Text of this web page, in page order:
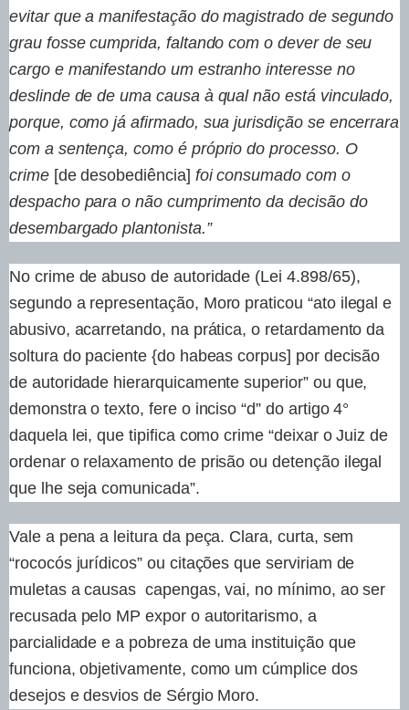
evitar que a manifestação do magistrado de segundo
grau fosse cumprida, faltando com o dever de seu
cargo e manifestando um estranho interesse no
deslinde de de uma causa à qual não está vinculado,
porque, como já afirmado, sua jurisdição se encerrara
com a sentença, como é próprio do processo. O
crime [de desobediência] foi consumado com o
despacho para o não cumprimento da decisão do
desembargado plantonista.”
No crime de abuso de autoridade (Lei 4.898/65),
segundo a representação, Moro praticou “ato ilegal e
abusivo, acarretando, na prática, o retardamento da
soltura do paciente {do habeas corpus] por decisão
de autoridade hierarquicamente superior” ou que,
demonstra o texto, fere o inciso “d” do artigo 4°
daquela lei, que tipifica como crime “deixar o Juiz de
ordenar o relaxamento de prisão ou detenção ilegal
que lhe seja comunicada”.
Vale a pena a leitura da peça. Clara, curta, sem
“rococós jurídicos” ou citações que serviriam de
muletas a causas capengas, vai, no mínimo, ao ser
recusada pelo MP expor o autoritarismo, a
parcialidade e a pobreza de uma instituição que
funciona, objetivamente, como um cúmplice dos
desejos e desvios de Sérgio Moro.